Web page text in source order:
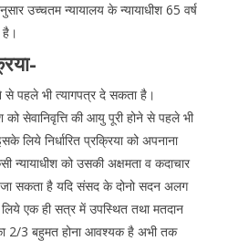
उच्चतम न्यायालय के न्यायाधीश 65 वर्ष
से पहले भी त्यागपत्र दे सकता है।
को सेवानिवृत्ति की आयु पूरी होने से पहले भी
लिये निर्धारित प्रक्रिया को अपनाना
न्यायाधीश को उसकी अक्षमता व कदाचार
जा सकता है यदि संसद के दोनो सदन अलग
एक ही सत्र में उपस्थित तथा मतदान
2/3 बहुमत होना आवश्यक है अभी तक